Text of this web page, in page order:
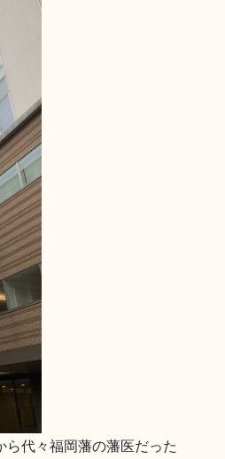
代々福岡藩の藩医だった